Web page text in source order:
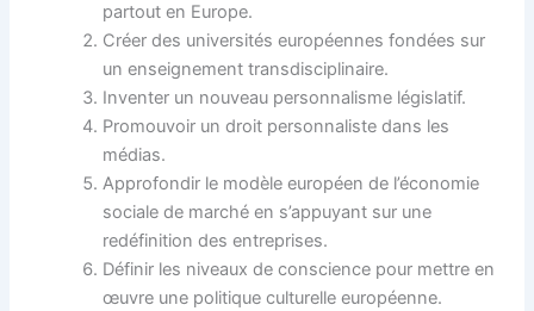
partout en Europe.
Créer des universités européennes fondées sur
un enseignement transdisciplinaire.
Inventer un nouveau personnalisme législatif.
Promouvoir un droit personnaliste dans les
médias.
Approfondir le modèle européen de l’économie
sociale de marché en s’appuyant sur une
redéfinition des entreprises.
Définir les niveaux de conscience pour mettre en
œuvre une politique culturelle européenne.